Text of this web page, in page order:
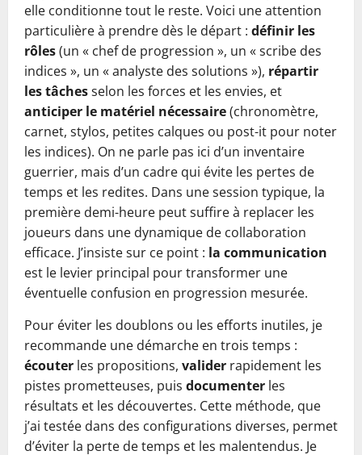
elle conditionne tout le reste. Voici une attention
particulière à prendre dès le départ : définir les
rôles(un « chef de progression », un « scribe des
indices », un « analyste des solutions »), répartir
les tâchesselon les forces et les envies, et
anticiper le matériel nécessaire(chronomètre,
carnet, stylos, petites calques ou post-it pour noter
les indices). On ne parle pas ici d’un inventaire
guerrier, mais d’un cadre qui évite les pertes de
temps et les redites. Dans une session typique, la
première demi-heure peut suffire à replacer les
joueurs dans une dynamique de collaboration
efficace. J’insiste sur ce point : la communication
est le levier principal pour transformer une
éventuelle confusion en progression mesurée.
Pour éviter les doublons ou les efforts inutiles, je
recommande une démarche en trois temps :
écouter les propositions, valider rapidement les
pistes prometteuses, puis documenter les
résultats et les découvertes. Cette méthode, que
j’ai testée dans des configurations diverses, permet
d’éviter la perte de temps et les malentendus. Je